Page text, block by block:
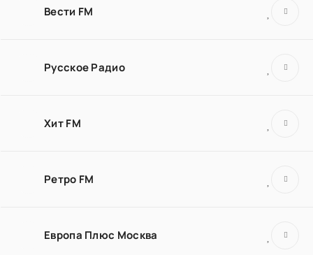
Вести FM
Русское Радио
Хит FM
Ретро FM
Европа Плюс Москва